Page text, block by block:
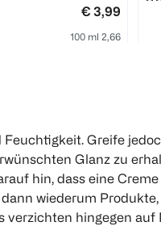
€ 3,99
100 ml 2,66
Greife
Glanz zu
hin, dass eine
wiederum
hingegen